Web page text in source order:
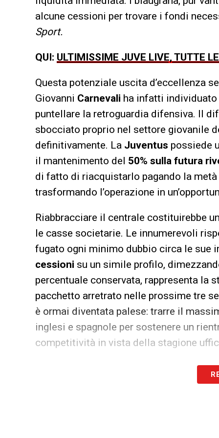
alcune cessioni per trovare i fondi
Sport.
QUI: ULTIMISSIME JUVE LIVE, TUTTE
Questa potenziale uscita d’eccellenza
Giovanni Carnevali ha infatti
puntellare la retroguardia difensiva. Il
sbocciato proprio nel settore giovanile
definitivamente. La Juventus possiede
il mantenimento del 50% sulla futura
di fatto di riacquistarlo pagando la
trasformando l’operazione in
Riabbracciare il centrale costituirebbe
le casse societarie. Le innumerevoli
fugato ogni minimo dubbio circa le sue
cessioni su un simile profilo,
percentuale conservata, rappresenta la
pacchetto arretrato nelle prossime tre
è ormai diventata palese: trarre il
inglesi e spagnole per sostenere un
competitività in vista della stagione
LA PLAYLIST DELLE NOSTRE TOP